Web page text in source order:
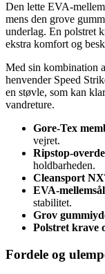
Den lette EVA-
mens den grove
underlag. En polstret
ekstra komfort og
Med sin kombination
henvender Speed
en støvle, som kan
vandreture.
Gore-Tex
vejret.
Ripstop-
holdbarheden.
Cleansport
EVA-
stabilitet.
Grov
Polstret krave
Fordele og